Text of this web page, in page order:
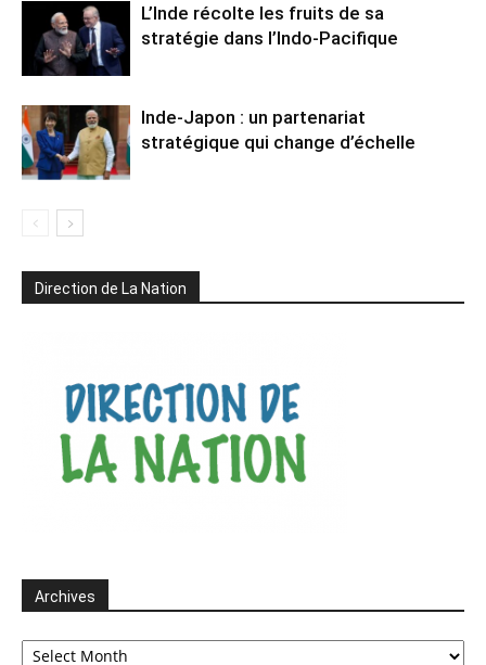
L’Inde récolte les fruits de sa
stratégie dans l’Indo-Pacifique
Inde-Japon : un partenariat
stratégique qui change d’échelle
Direction de La Nation
Archives
Archives